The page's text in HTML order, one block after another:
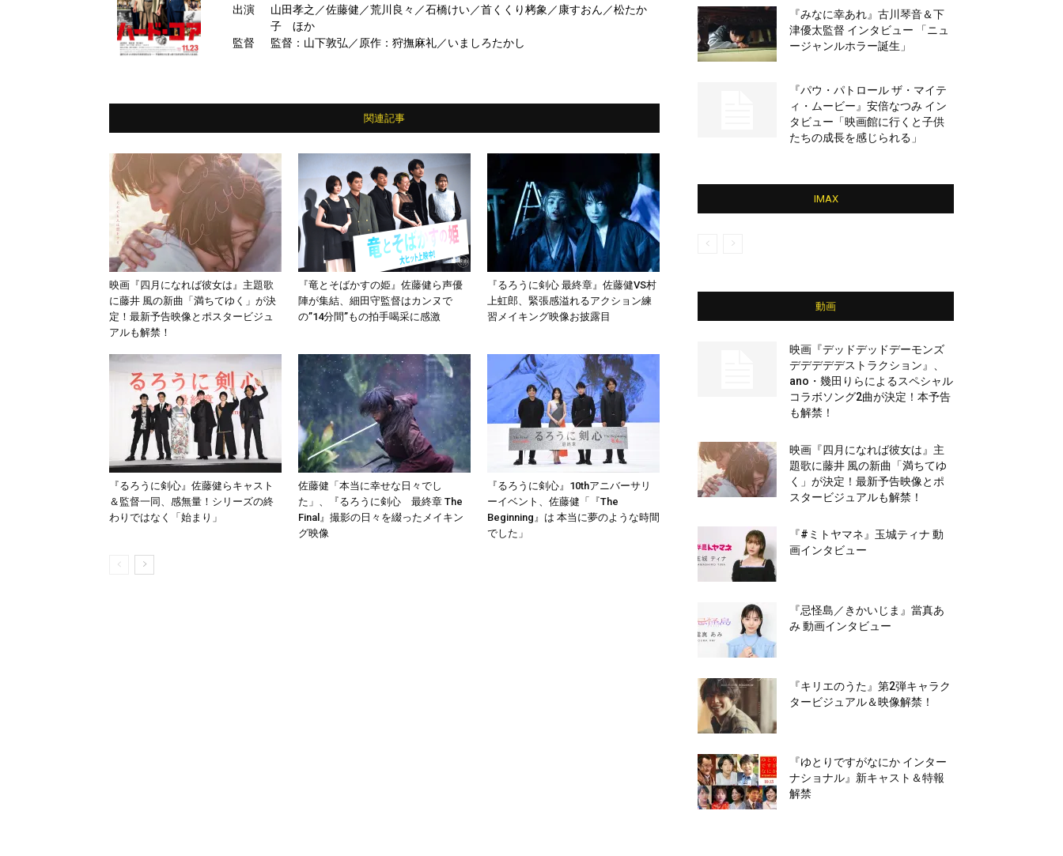
出演
山田孝之／佐藤健／荒川良々／石橋けい／首くくり栲象／康すおん／松たか
子 ほか
監督
監督：山下敦弘／原作：狩撫麻礼／いましろたかし
関連記事
映画『四月になれば彼女は』主題歌
に藤井 風の新曲「満ちてゆく」が決
定！最新予告映像とポスタービジュ
アルも解禁！
『竜とそばかすの姫』佐藤健ら声優
陣が集結、細田守監督はカンヌで
の”14分間”もの拍手喝采に感激
『るろうに剣心 最終章』佐藤健VS村
上虹郎、緊張感溢れるアクション練
習メイキング映像お披露目
『るろうに剣心』佐藤健らキャスト
＆監督一同、感無量！シリーズの終
わりではなく「始まり」
佐藤健「本当に幸せな日々でし
た」、『るろうに剣心 最終章 The
Final』撮影の日々を綴ったメイキン
グ映像
『るろうに剣心』10thアニバーサリ
ーイベント、佐藤健「『The
Beginning』は 本当に夢のような時間
でした」
『みなに幸あれ』古川琴音＆下
津優太監督 インタビュー 「ニュ
ージャンルホラー誕生」
『パウ・パトロール ザ・マイテ
ィ・ムービー』安倍なつみ イン
タビュー「映画館に行くと子供
たちの成長を感じられる」
IMAX
動画
映画『デッドデッドデーモンズ
デデデデデストラクション』、
ano・幾田りらによるスペシャル
コラボソング2曲が決定！本予告
も解禁！
映画『四月になれば彼女は』主
題歌に藤井 風の新曲「満ちてゆ
く」が決定！最新予告映像とポ
スタービジュアルも解禁！
『#ミトヤマネ』玉城ティナ 動
画インタビュー
『忌怪島／きかいじま』當真あ
み 動画インタビュー
『キリエのうた』第2弾キャラク
タービジュアル＆映像解禁！
『ゆとりですがなにか インター
ナショナル』新キャスト＆特報
解禁